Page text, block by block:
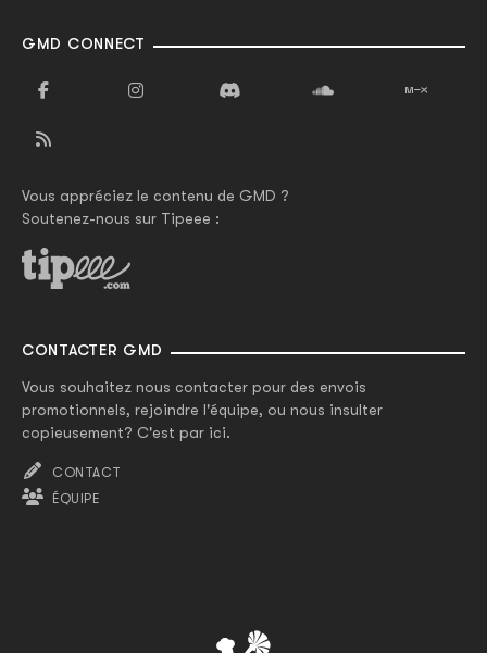
GMD CONNECT
Vous appréciez le contenu de GMD ?
Soutenez-nous sur Tipeee :
CONTACTER GMD
Vous souhaitez nous contacter pour des envois
promotionnels, rejoindre l'équipe, ou nous insulter
copieusement? C'est par ici.
CONTACT
ÉQUIPE